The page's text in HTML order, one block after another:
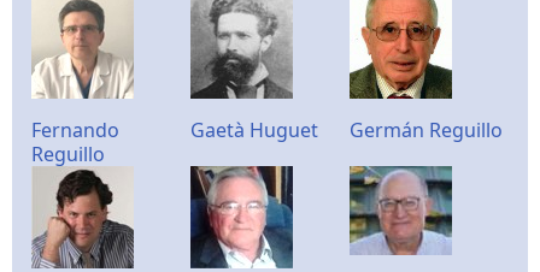
Fernando
Reguillo
Gaetà Huguet Germán Reguillo